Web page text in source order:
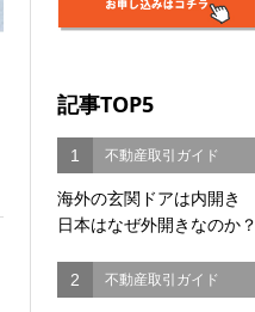
記事TOP5
1 不動産取引ガイド
海外の玄関ドアは内開き
日本はなぜ外開きなのか？
2 不動産取引ガイド